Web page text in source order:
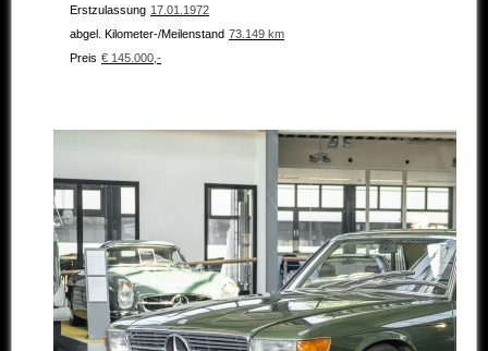
Erstzulassung 17.01.1972
abgel. Kilometer-/Meilenstand 73.149 km
Preis € 145.000,-